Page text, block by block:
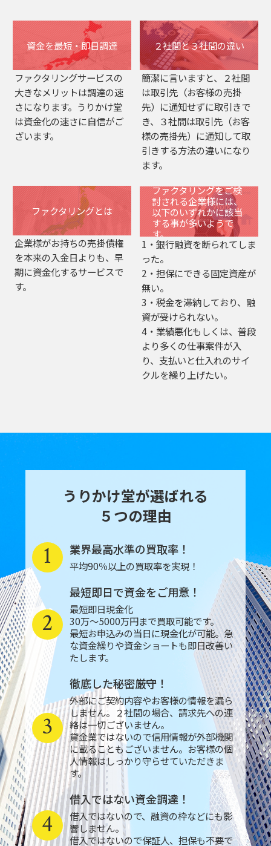
資金を最短・即日調達
ファクタリングサービスの
大きなメリットは調達の速
さになります。うりかけ堂
は資金化の速さに自信がご
ざいます。
２社間と３社間の違い
簡潔に言いますと、２社間
は取引先（お客様の売掛
先）に通知せずに取引きで
き、３社間は取引先（お客
様の売掛先）に通知して取
引きする方法の違いになり
ます。
ファクタリングとは
企業様がお持ちの売掛債権
を本来の入金日よりも、早
期に資金化するサービスで
す。
ファクタリングをご検
討される企業様には、
以下のいずれかに該当
する事が多いようで
す。
1・銀行融資を断られてしま
った。
2・担保にできる固定資産が
無い。
3・税金を滞納しており、融
資が受けられない。
4・業績悪化もしくは、普段
より多くの仕事案件が入
り、支払いと仕入れのサイ
クルを繰り上げたい。
うりかけ堂が選ばれる
５つの理由
業界最高水準の買取率！
平均90％以上の買取率を実現！
1
最短即日で資金をご用意！
最短即日現金化
30万～5000万円まで買取可能です。
最短お申込みの当日に現金化が可能。急
な資金繰りや資金ショートも即日改善い
たします。
2
徹底した秘密厳守！
外部にご契約内容やお客様の情報を漏ら
しません。２社間の場合、請求先への連
絡は一切ございません。
貸金業ではないので信用情報が外部機関
に載ることもございません。お客様の個
人情報はしっかり守らせていただきま
す。
3
借入ではない資金調達！
借入ではないので、融資の枠などにも影
響しません。
借入ではないので保証人、担保も不要で
4